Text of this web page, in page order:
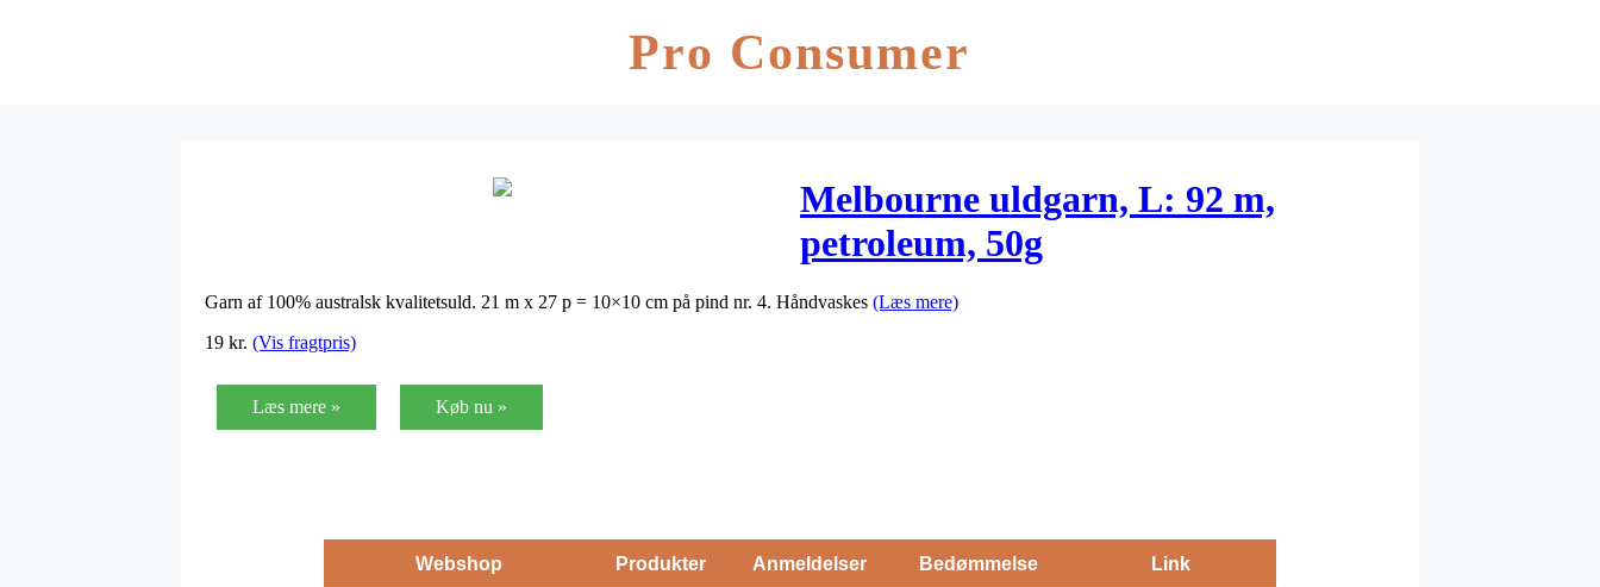
Pro Consumer
Melbourne uldgarn, L: 92 m,
petroleum, 50g
Garn af 100% australsk kvalitetsuld. 21 m x 27 p = 10×10 cm på pind nr. 4. Håndvaskes (Læs mere)
19 kr. (Vis fragtpris)
Læs mere » Køb nu »
Webshop Produkter Anmeldelser Bedømmelse Link